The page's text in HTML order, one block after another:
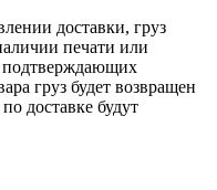
доставки, груз
печати или
подтверждающих
груз будет возвращен
доставке будут